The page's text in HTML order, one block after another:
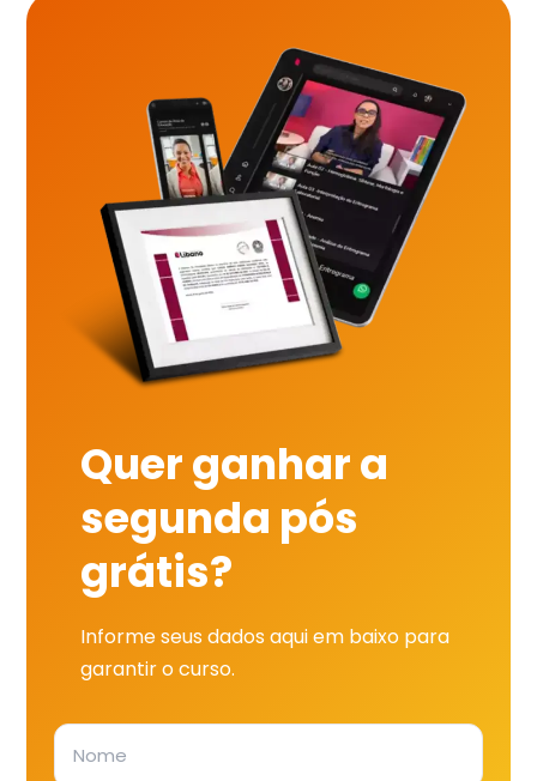
Quer ganhar a
segunda pós
grátis?
Informe seus dados aqui em baixo para
garantir o curso.